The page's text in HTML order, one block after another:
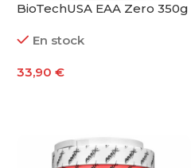
BioTechUSA EAA Zero 350g
En stock
33,90 €